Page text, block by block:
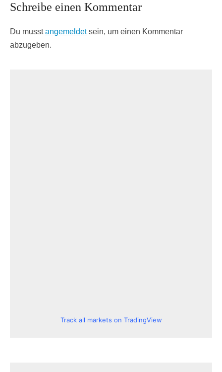
Schreibe einen Kommentar
Du musstangemeldetsein, um einen Kommentar
abzugeben.
Track all markets on TradingView